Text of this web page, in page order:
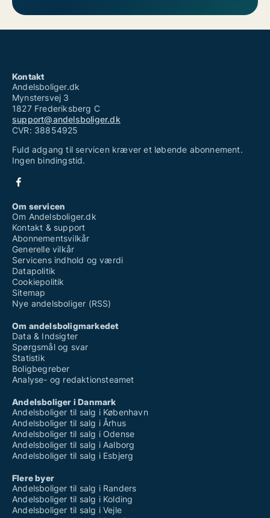
Kontakt
Andelsboliger.dk
Mynstersvej 3
1827 Frederiksberg C
support@andelsboliger.dk
CVR: 38854925
Fuld adgang til servicen kræver et løbende abonnement.
Ingen bindingstid.
Om servicen
Om Andelsboliger.dk
Kontakt & support
Abonnementsvilkår
Generelle vilkår
Servicens indhold og værdi
Datapolitik
Cookiepolitik
Sitemap
Nye andelsboliger (RSS)
Om andelsboligmarkedet
Data & Indsigter
Spørgsmål og svar
Statistik
Boligbegreber
Analyse- og redaktionsteamet
Andelsboliger i Danmark
Andelsboliger til salg i København
Andelsboliger til salg i Århus
Andelsboliger til salg i Odense
Andelsboliger til salg i Aalborg
Andelsboliger til salg i Esbjerg
Flere byer
Andelsboliger til salg i Randers
Andelsboliger til salg i Kolding
Andelsboliger til salg i Vejle